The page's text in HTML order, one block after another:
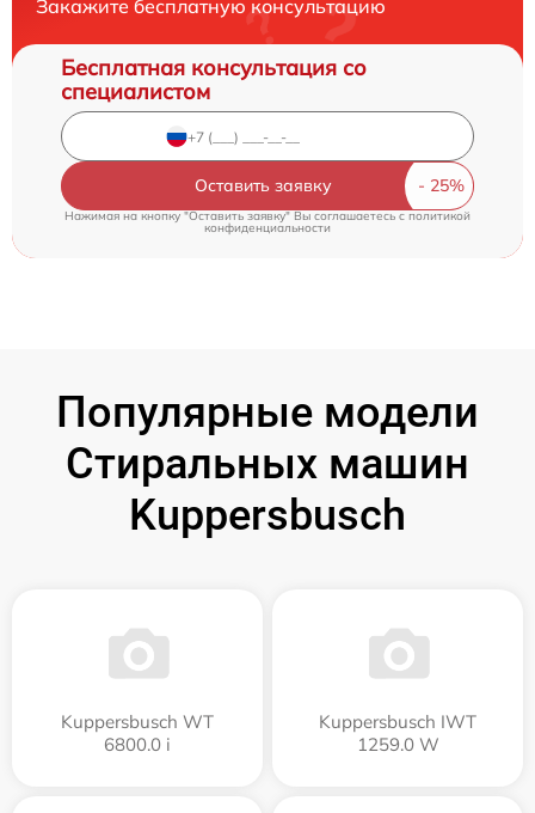
Закажите бесплатную консультацию
Бесплатная консультация со
специалистом
Оставить заявку
Нажимая на кнопку "Оставить заявку" Вы соглашаетесь cполитикой
конфиденциальности
Популярные модели
Стиральных машин
Kuppersbusch
Kuppersbusch WT
6800.0 i
Kuppersbusch IWT
1259.0 W